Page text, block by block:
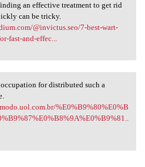
an effective treatment to get rid
can be tricky.
@invictus.seo/7-best-wart-
fast-and-effec...
for
for distributed such a
%E0%B9%80%E0%B